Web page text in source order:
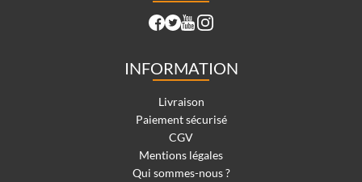
INFORMATION
Livraison
Paiement sécurisé
CGV
Mentions légales
Qui sommes-nous ?